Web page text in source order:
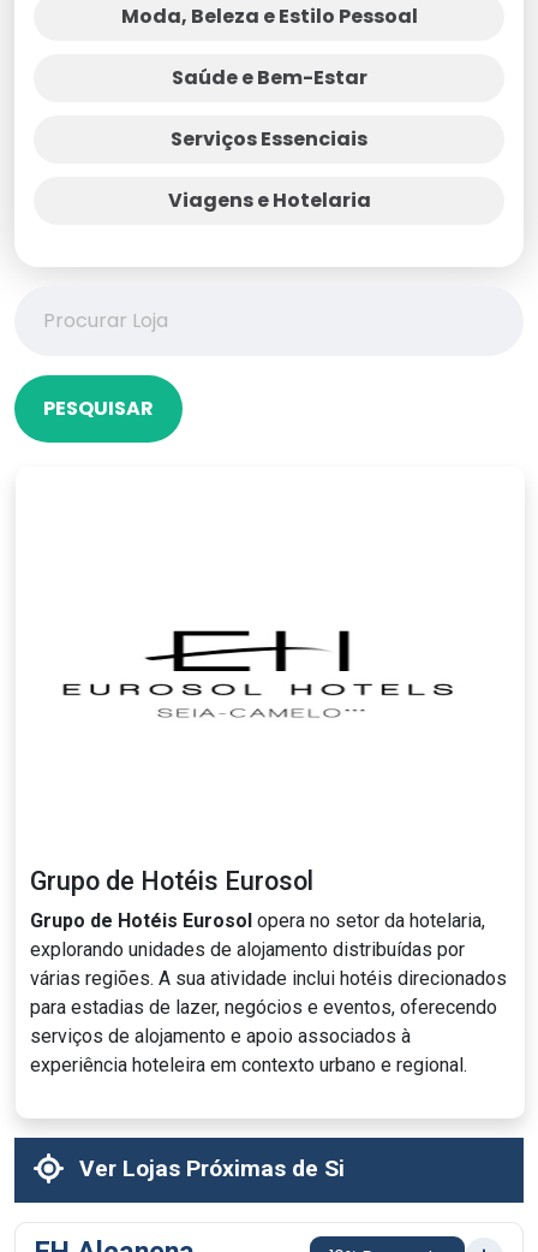
Moda, Beleza e Estilo Pessoal
Saúde e Bem-Estar
Serviços Essenciais
Viagens e Hotelaria
PESQUISAR
Grupo de Hotéis Eurosol
Grupo de Hotéis Eurosol opera no setor da hotelaria,
explorando unidades de alojamento distribuídas por
várias regiões. A sua atividade inclui hotéis direcionados
para estadias de lazer, negócios e eventos, oferecendo
serviços de alojamento e apoio associados à
experiência hoteleira em contexto urbano e regional.
Ver Lojas Próximas de Si